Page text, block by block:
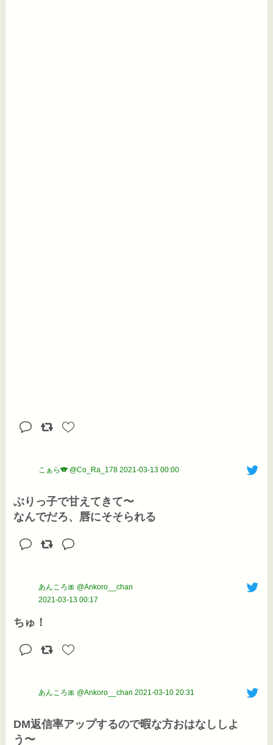
こぁら🐨 @Co_Ra_178 2021-03-13 00:00
ぶりっ子で甘えてきて〜
なんでだろ、唇にそそられる
あんころ🎀 @Ankoro__chan
2021-03-13 00:17
ちゅ！
あんころ🎀 @Ankoro__chan 2021-03-10 20:31
DM返信率アップするので暇な方おはなししよ
う〜